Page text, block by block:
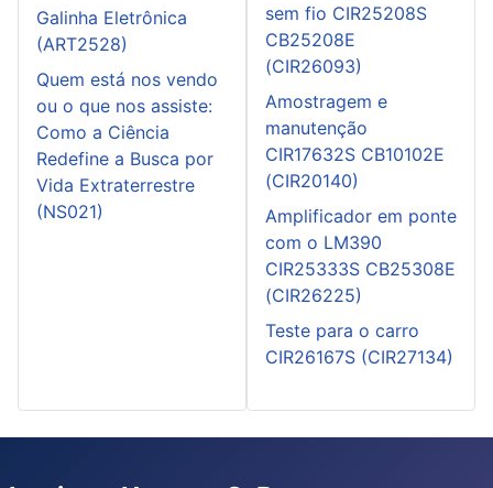
Galinha Eletrônica
(ART2528)
Quem está nos vendo
ou o que nos assiste:
Como a Ciência
Redefine a Busca por
Vida Extraterrestre
(NS021)
sem fio CIR25208S
CB25208E
(CIR26093)
Amostragem e
manutenção
CIR17632S CB10102E
(CIR20140)
Amplificador em ponte
com o LM390
CIR25333S CB25308E
(CIR26225)
Teste para o carro
CIR26167S (CIR27134)